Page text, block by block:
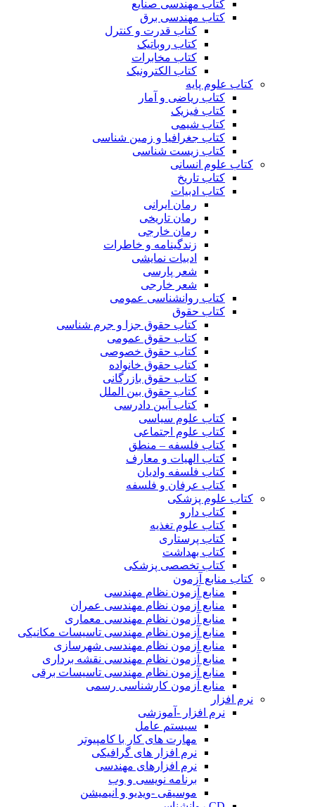
کتاب مهندسی صنایع
کتاب مهندسی برق
کتاب قدرت و کنترل
کتاب روباتیک
کتاب مخابرات
کتاب الکترونیک
کتاب علوم پایه
کتاب ریاضی و آمار
کتاب فیزیک
کتاب شیمی
کتاب جغرافیا و زمین شناسی
کتاب زیست شناسی
کتاب علوم انسانی
کتاب تاریخ
کتاب ادبیات
رمان ایرانی
رمان تاریخی
رمان خارجی
زندگینامه و خاطرات
ادبیات نمایشی
شعر پارسی
شعر خارجی
کتاب روانشناسی عمومی
کتاب حقوق
کتاب حقوق جزا و جرم شناسی
کتاب حقوق عمومی
کتاب حقوق خصوصی
کتاب حقوق خانواده
کتاب حقوق بازرگانی
کتاب حقوق بین الملل
کتاب آیین دادرسی
کتاب علوم سیاسی
کتاب علوم اجتماعی
کتاب فلسفه – منطق
کتاب الهیات و معارف
کتاب فلسفه وادیان
کتاب عرفان و فلسفه
کتاب علوم پزشکی
کتاب دارو
کتاب علوم تغذیه
کتاب پرستاری
کتاب بهداشت
کتاب تخصصی پزشکی
کتاب منابع آزمون
منابع آزمون نظام مهندسی
منابع آزمون نظام مهندسی عمران
منابع آزمون نظام مهندسی معماری
منابع آزمون نظام مهندسی تاسیسات مکانیکی
منابع آزمون نظام مهندسی شهرسازی
منابع آزمون نظام مهندسی نقشه برداری
منابع آزمون نظام مهندسی تاسیسات برقی
منابع آزمون کارشناسی رسمی
نرم افزار
نرم افزار -آموزشی
سیستم عامل
مهارت های کار با کامپیوتر
نرم افزار های گرافیکی
نرم افزارهای مهندسی
برنامه نویسی و وب
موسیقی -ویدیو و انیمیشن